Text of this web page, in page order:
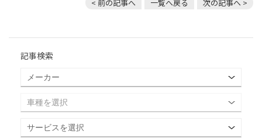
< 前の記事へ 一覧へ戻る 次の記事へ >
記事検索